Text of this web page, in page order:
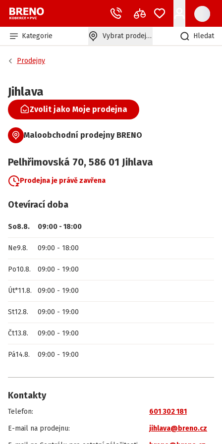
Kategorie Vybrat prodejnu Hledat
Prodejny
Jihlava
Zvolit jako Moje prodejna
Maloobchodní prodejny BRENO
Pelhřimovská 70, 586 01 Jihlava
Prodejna je právě zavřena
Otevírací doba
So8.8. 09:00 - 18:00
Ne9.8. 09:00 - 18:00
Po10.8. 09:00 - 19:00
Út*11.8. 09:00 - 19:00
St12.8. 09:00 - 19:00
Čt13.8. 09:00 - 19:00
Pá14.8. 09:00 - 19:00
Kontakty
Telefon:
601 302 181
E-mail na prodejnu:
jihlava@breno.cz